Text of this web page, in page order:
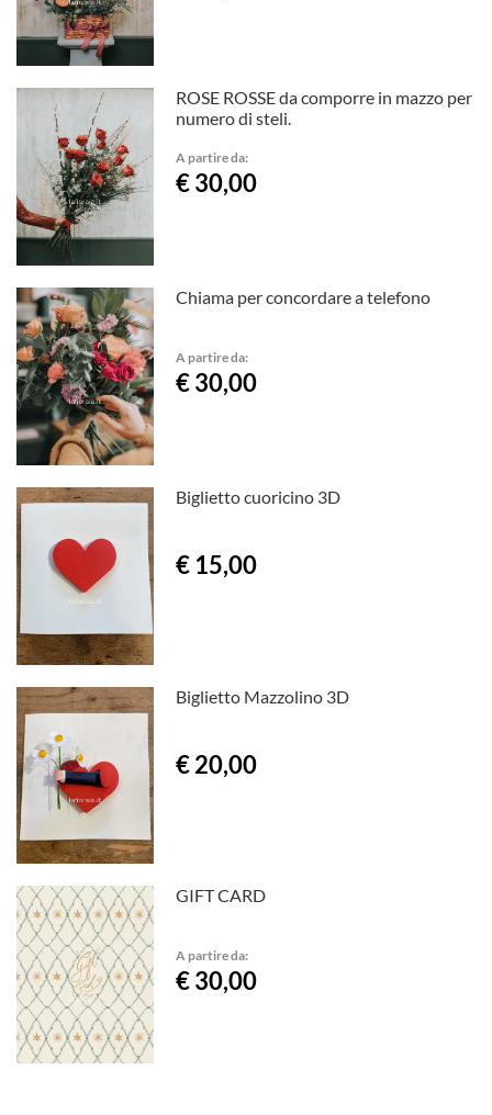
ROSE ROSSE da comporre in mazzo per
numero di steli.
A partire da:
€ 30,00
Chiama per concordare a telefono
A partire da:
€ 30,00
Biglietto cuoricino 3D
€ 15,00
Biglietto Mazzolino 3D
€ 20,00
GIFT CARD
A partire da:
€ 30,00